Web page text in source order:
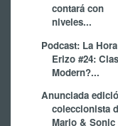
contará con
niveles...
Podcast: La
Erizo #24:
Modern?...
Anunciada
coleccionista
Mario & Sonic